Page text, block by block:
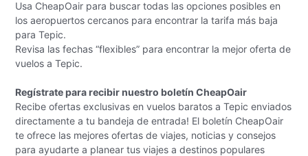
Usa CheapOair para buscar todas las opciones posibles en
los aeropuertos cercanos para encontrar la tarifa más baja
para Tepic.
Revisa las fechas “flexibles” para encontrar la mejor oferta de
vuelos a Tepic.
Regístrate para recibir nuestro boletín CheapOair
Recibe ofertas exclusivas en vuelos baratos a Tepic enviados
directamente a tu bandeja de entrada! El boletín CheapOair
te ofrece las mejores ofertas de viajes, noticias y consejos
para ayudarte a planear tus viajes a destinos populares